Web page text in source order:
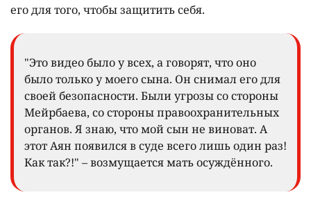
его для того, чтобы защитить себя.
"Это видео было у всех, а говорят, что оно
было только у моего сына. Он снимал его для
своей безопасности. Были угрозы со стороны
Мейрбаева, со стороны правоохранительных
органов. Я знаю, что мой сын не виноват. А
этот Аян появился в суде всего лишь один раз!
Как так?!" – возмущается мать осуждённого.